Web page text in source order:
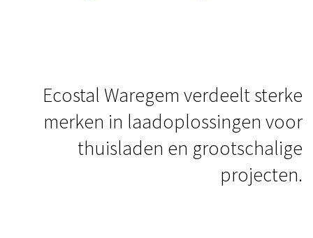
Ecostal Waregem verdeelt sterke
merken in laadoplossingen voor
thuisladen en grootschalige
projecten.